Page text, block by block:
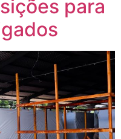
para